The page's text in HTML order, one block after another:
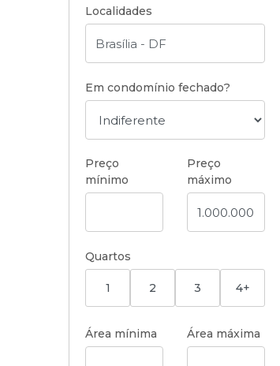
Localidades
Em condomínio fechado?
Preço
mínimo
Preço
máximo
Quartos
1 2 3 4+
Área mínima Área máxima